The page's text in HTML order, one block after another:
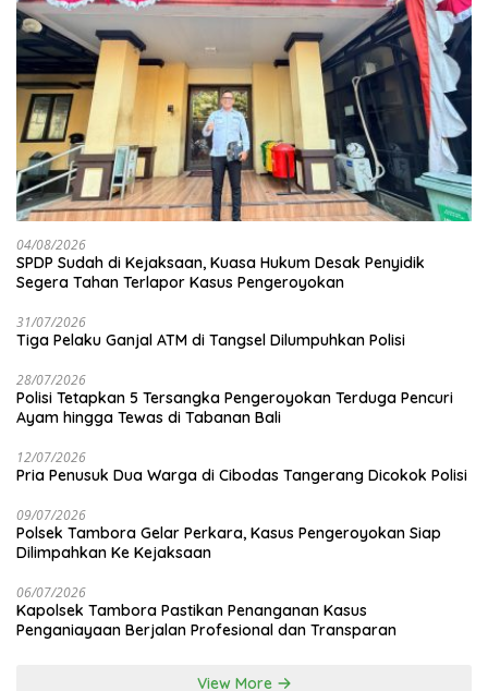
04/08/2026
SPDP Sudah di Kejaksaan, Kuasa Hukum Desak Penyidik
Segera Tahan Terlapor Kasus Pengeroyokan
31/07/2026
Tiga Pelaku Ganjal ATM di Tangsel Dilumpuhkan Polisi
28/07/2026
Polisi Tetapkan 5 Tersangka Pengeroyokan Terduga Pencuri
Ayam hingga Tewas di Tabanan Bali
12/07/2026
Pria Penusuk Dua Warga di Cibodas Tangerang Dicokok Polisi
09/07/2026
Polsek Tambora Gelar Perkara, Kasus Pengeroyokan Siap
Dilimpahkan Ke Kejaksaan
06/07/2026
Kapolsek Tambora Pastikan Penanganan Kasus
Penganiayaan Berjalan Profesional dan Transparan
View More